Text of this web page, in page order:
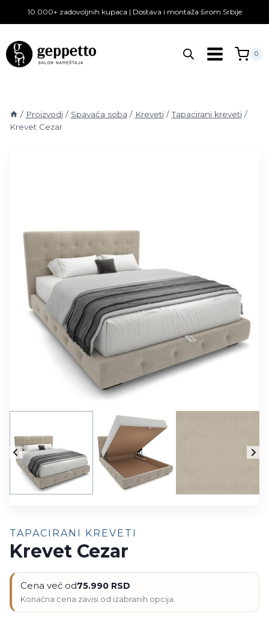
to
10.000+ zadovoljnih kupaca | Dostava i montaža širom Srbije
0
/ Proizvodi / Spavaća soba / Kreveti / Tapacirani kreveti /
Krevet Cezar
TAPACIRANI KREVETI
Krevet Cezar
Cena već od75.990 RSD